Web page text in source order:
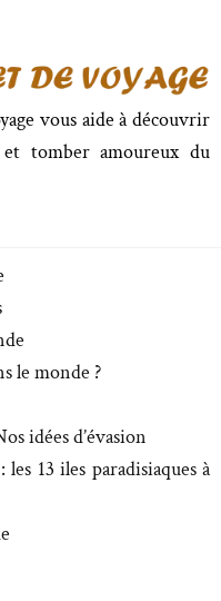
vous aide à découvrir
tomber amoureux du
le monde ?
idées d’évasion
13 iles paradisiaques à